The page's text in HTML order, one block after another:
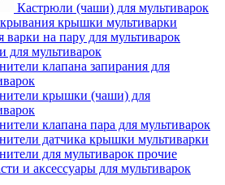
Кастрюли (чаши) для мультиварок
крышки мультиварки
варки на пару для мультиварок
для мультиварок
клапана запирания для
крышки (чаши) для
клапана пара для мультиварок
датчика крышки мультиварки
для мультиварок прочие
и аксессуары для мультиварок